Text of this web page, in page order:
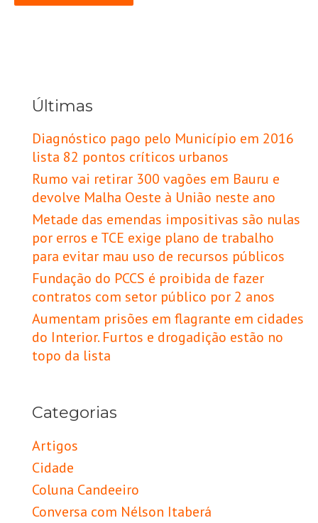
Últimas
Diagnóstico pago pelo Município em 2016
lista 82 pontos críticos urbanos
Rumo vai retirar 300 vagões em Bauru e
devolve Malha Oeste à União neste ano
Metade das emendas impositivas são nulas
por erros e TCE exige plano de trabalho
para evitar mau uso de recursos públicos
Fundação do PCCS é proibida de fazer
contratos com setor público por 2 anos
Aumentam prisões em flagrante em cidades
do Interior. Furtos e drogadição estão no
topo da lista
Categorias
Artigos
Cidade
Coluna Candeeiro
Conversa com Nélson Itaberá